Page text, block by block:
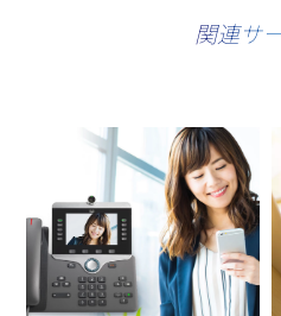
関連サ